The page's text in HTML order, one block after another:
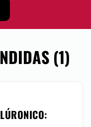
sus mejores
(1)